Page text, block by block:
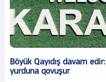
Böyük Qayıdış davam
yurduna qovuşur